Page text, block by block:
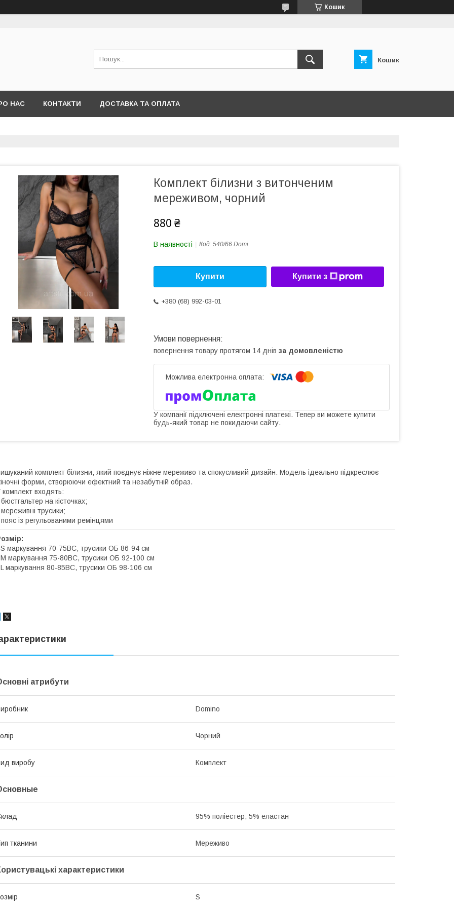
Кошик
Кошик
НАС КОНТАКТИ ДОСТАВКА ТА ОПЛАТА
Комплект білизни з витонченим
мереживом, чорний
880 ₴
В наявності Код: 540/66 Domi
Купити Купити з
+380 (68) 992-03-01
повернення товару протягом 14 днів за домовленістю
У компанії підключені електронні платежі. Тепер ви можете купити
будь-який товар не покидаючи сайту.
комплект білизни, який поєднує ніжне мереживо та спокусливий дизайн. Модель ідеально підкреслює
форми, створюючи ефектний та незабутній образ.
комплект входять:
бюстгальтер на кісточках;
мереживні трусики;
пояс із регульованими ремінцями
маркування 70-75ВС, трусики ОБ 86-94 см
маркування 75-80ВС, трусики ОБ 92-100 см
маркування 80-85BC, трусики ОБ 98-106 см
атрибути
Domino
Чорний
виробу Комплект
95% поліестер, 5% еластан
тканини Мереживо
характеристики
S